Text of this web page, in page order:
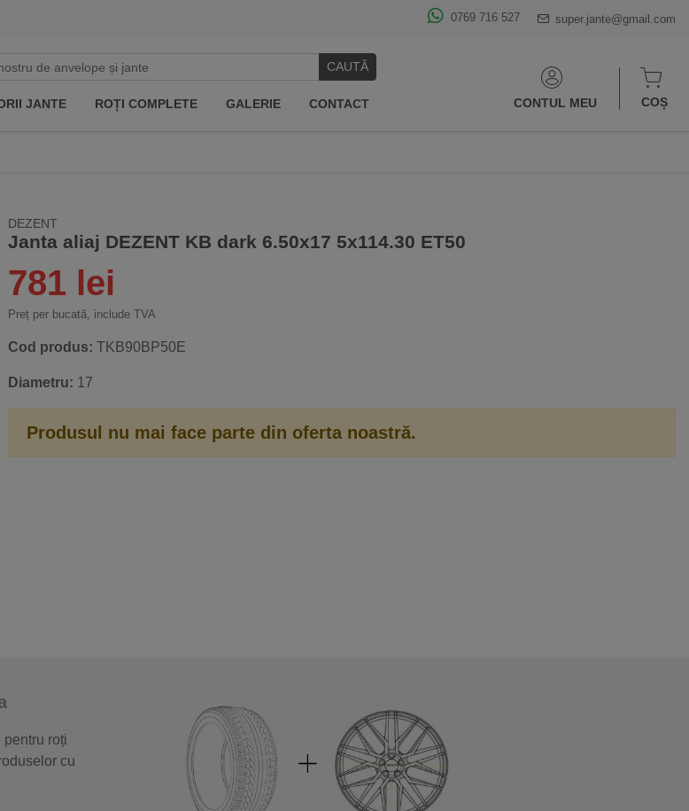
0769 716 527 super.jante@gmail.com
CAUTĂ
JANTE ROȚI COMPLETE GALERIE CONTACT CONTUL MEU COȘ
DEZENT
Janta aliaj DEZENT KB dark 6.50x17 5x114.30 ET50
781 lei
Preț per bucată, include TVA
Cod produs: TKB90BP50E
Diametru: 17
Produsul nu mai face parte din oferta noastră.
roți
cu